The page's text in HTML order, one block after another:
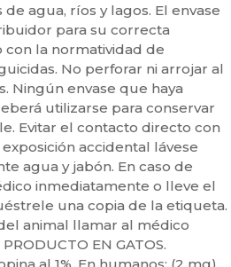
agua, ríos y lagos. El envase
para su correcta
la normatividad de
No perforar ni arrojar al
Ningún envase que haya
utilizarse para conservar
Evitar el contacto directo con
accidental lávese
agua y jabón. En caso de
inmediatamente o lleve el
una copia de la etiqueta.
animal llamar al médico
EN GATOS.
al 1%. En humanos: (2 mg)